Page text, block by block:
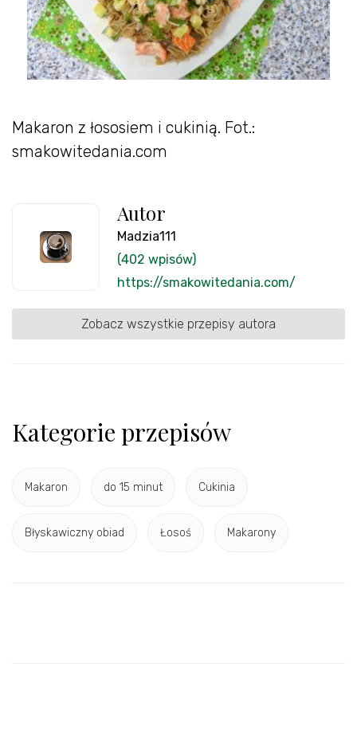
Makaron z łososiem i cukinią. Fot.:
smakowitedania.com
Autor
Madzia111
(402 wpisów)
https://smakowitedania.com/
Zobacz wszystkie przepisy autora
Kategorie przepisów
Makaron do 15 minut Cukinia
Błyskawiczny obiad Łosoś Makarony